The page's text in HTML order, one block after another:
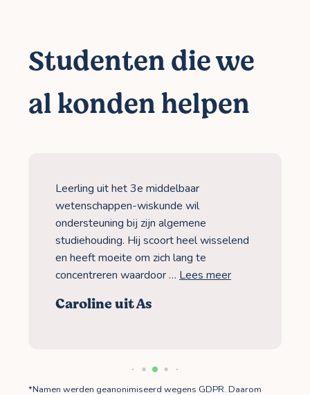
Studenten die we
al konden helpen
Leerling uit het 3e middelbaar
wetenschappen-wiskunde wil
ondersteuning bij zijn algemene
studiehouding. Hij scoort heel wisselend
en heeft moeite om zich lang te
concentreren waardoor … Lees meer
Caroline uit As
*Namen werden geanonimiseerd wegens GDPR. Daarom